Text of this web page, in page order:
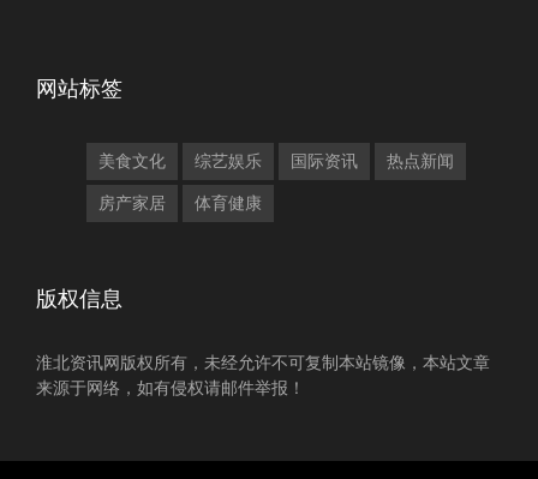
网站标签
美食文化 综艺娱乐 国际资讯 热点新闻
房产家居 体育健康
版权信息
淮北资讯网版权所有，未经允许不可复制本站镜像，本站文章
来源于网络，如有侵权请邮件举报！